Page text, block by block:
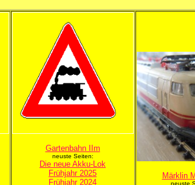
Gartenbahn IIm
neuste Seiten:
Die neue Akku-Lok
Frühjahr 2025
Frühjahr 2024
Märklin
neuste